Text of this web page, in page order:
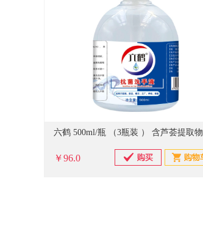
￥96.0